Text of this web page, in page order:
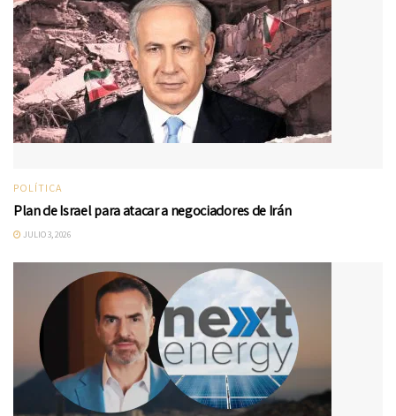
POLÍTICA
Plan de Israel para atacar a negociadores de Irán
JULIO 3, 2026